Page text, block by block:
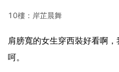
10樓：岸芷晨舞
肩膀寬的女生穿西裝好看啊
呵。